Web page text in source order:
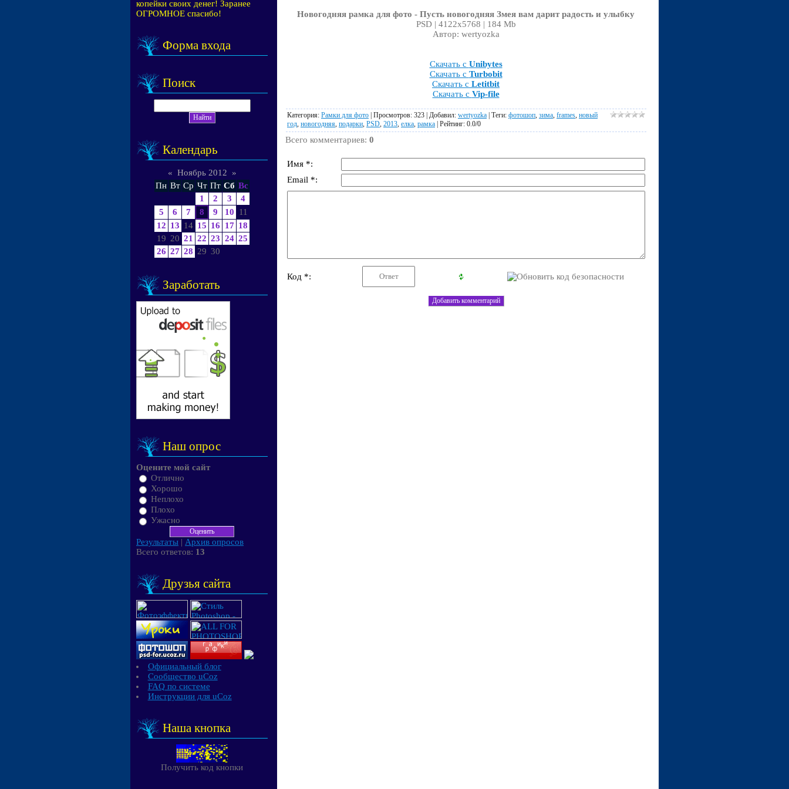
копейки своих денег! Заранее
ОГРОМНОЕ спасибо!
Форма входа
Поиск
Календарь
« Ноябрь 2012
»
Пн Вт Ср Чт Пт Сб Вс
1
2 3
4
5
6 7 8 9 10
11
12 13 14 15 16 17 18
19 20 21 22 23 24 25
26 27 28 29 30
Заработать
Наш опрос
Оцените мой сайт
Отлично
Хорошо
Неплохо
Плохо
Ужасно
Результаты | Архив опросов
Всего ответов: 13
Друзья сайта
Официальный блог
Сообщество uCoz
FAQ по системе
Инструкции для uCoz
Наша кнопка
Получить код кнопки
Новогодняя рамка для фото - Пусть новогодняя Змея вам дарит радость и улыбку
PSD | 4122x5768 | 184 Mb
Автор: wertyozka
Скачать с Unibytes
Скачать с Turbobit
Скачать с Letitbit
Скачать с Vip-file
Категория: Рамки для фото | Просмотров: 323 | Добавил: wertyozka | Теги: фотошоп зима frames новый
год новогодняя подарки PSD 2013 елка рамка | Рейтинг: 0.0/0
Всего комментариев: 0
Имя *:
Email *:
Код *: